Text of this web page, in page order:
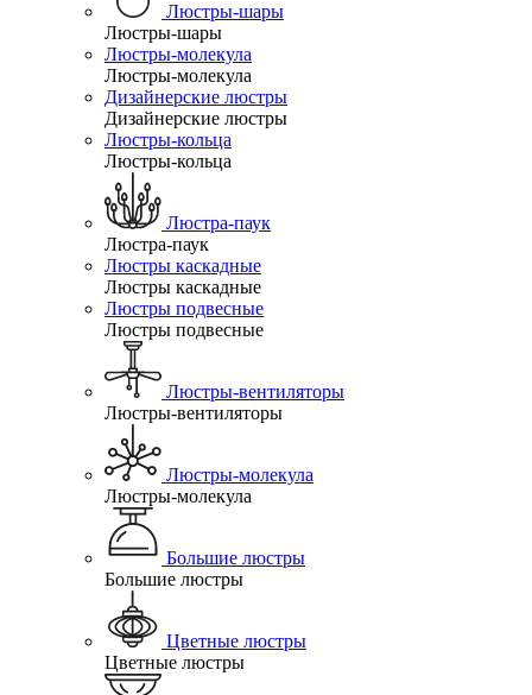
Люстры-шары
Люстры-шары
Люстры-молекула
Люстры-молекула
Дизайнерские люстры
Дизайнерские люстры
Люстры-кольца
Люстры-кольца
Люстра-паук
Люстра-паук
Люстры каскадные
Люстры каскадные
Люстры подвесные
Люстры подвесные
Люстры-вентиляторы
Люстры-вентиляторы
Люстры-молекула
Люстры-молекула
Большие люстры
Большие люстры
Цветные люстры
Цветные люстры